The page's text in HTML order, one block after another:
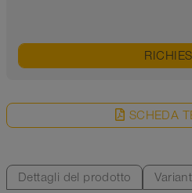
SCHEDA
Dettagli del prodotto